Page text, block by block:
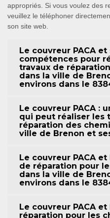
appropriés. Si vous voulez des
veuillez le téléphoner
son site web.
Le couvreur PACA et
compétences pour
travaux de
dans la ville de
environs dans le
Le couvreur PACA :
qui peut réaliser les
réparation des
ville de Brenon et
Le couvreur PACA
de réparation pour
dans la ville de
environs dans le
Le couvreur PACA
réparation pour les